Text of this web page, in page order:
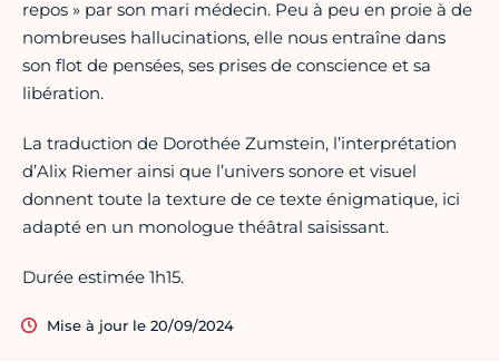
repos » par son mari médecin. Peu à peu en proie à de
nombreuses hallucinations, elle nous entraîne dans
son flot de pensées, ses prises de conscience et sa
libération.
La traduction de Dorothée Zumstein, l’interprétation
d’Alix Riemer ainsi que l’univers sonore et visuel
donnent toute la texture de ce texte énigmatique, ici
adapté en un monologue théâtral saisissant.
Durée estimée 1h15.
Mise à jour le 20/09/2024